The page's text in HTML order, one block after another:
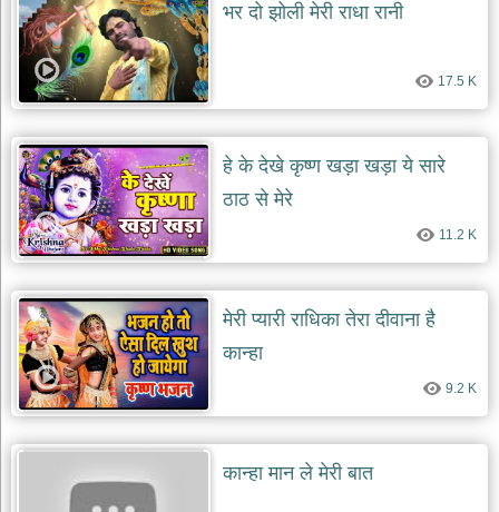
भर दो झोली मेरी राधा रानी
17.5 K
हे के देखे कृष्ण खड़ा खड़ा ये सारे
ठाठ से मेरे
11.2 K
मेरी प्यारी राधिका तेरा दीवाना है
कान्हा
9.2 K
कान्हा मान ले मेरी बात